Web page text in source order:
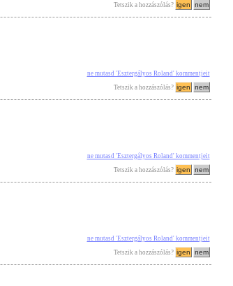
Tetszik a hozzászólás?
ne mutasd 'Esztergályos Roland' kommentjeit
Tetszik a hozzászólás?
ne mutasd 'Esztergályos Roland' kommentjeit
Tetszik a hozzászólás?
ne mutasd 'Esztergályos Roland' kommentjeit
Tetszik a hozzászólás?